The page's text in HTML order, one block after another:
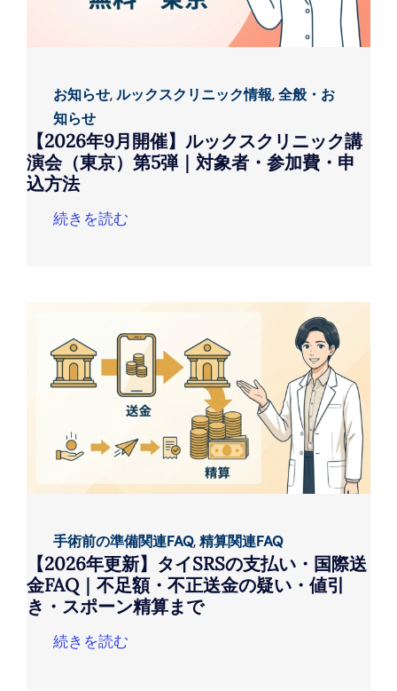
お知らせ,ルックスクリニック情報,全般・お
知らせ
【2026年9月開催】ルックスクリニック講
演会（東京）第5弾｜対象者・参加費・申
込方法
続きを読む
手術前の準備関連FAQ,精算関連FAQ
【2026年更新】タイSRSの支払い・国際送
金FAQ｜不足額・不正送金の疑い・値引
き・スポーン精算まで
続きを読む